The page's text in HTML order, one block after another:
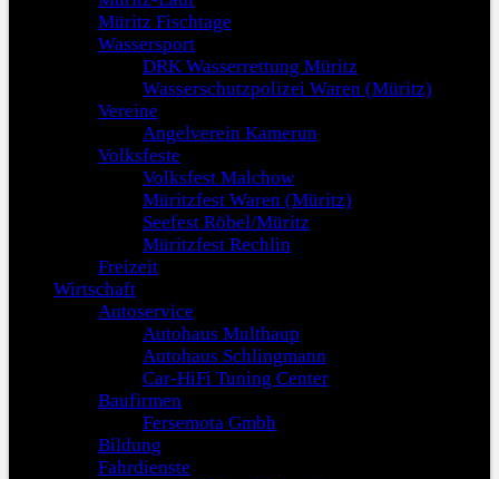
Müritz Fischtage
Wassersport
DRK Wasserrettung Müritz
Wasserschutzpolizei Waren (Müritz)
Vereine
Angelverein Kamerun
Volksfeste
Volksfest Malchow
Müritzfest Waren (Müritz)
Seefest Röbel/Müritz
Müritzfest Rechlin
Freizeit
Wirtschaft
Autoservice
Autohaus Multhaup
Autohaus Schlingmann
Car-HiFi Tuning Center
Baufirmen
Fersemota Gmbh
Bildung
Fahrdienste